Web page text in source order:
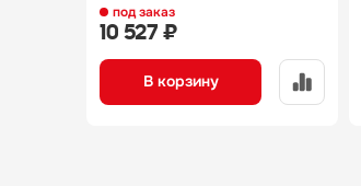
под заказ
10 527 ₽
В корзину